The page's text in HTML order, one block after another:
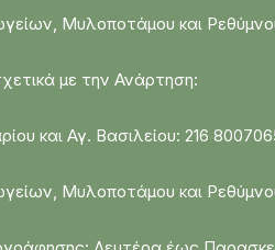
Μυλοποτάμου και
με την Ανάρτηση:
και Αγ. Βασιλείου: 216
Μυλοποτάμου και